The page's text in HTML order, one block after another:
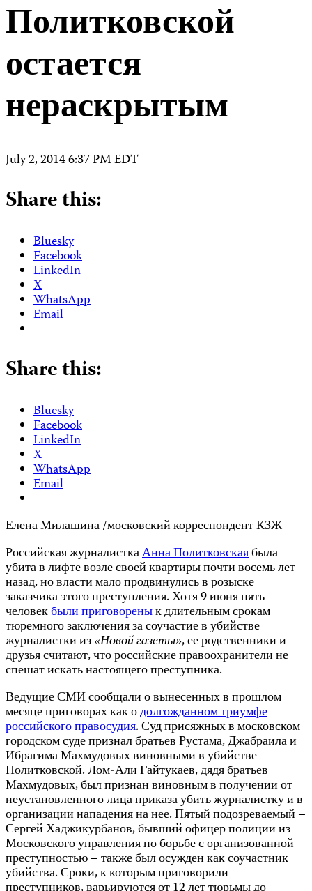
Политковской
остается
нераскрытым
July 2, 2014 6:37 PM EDT
Share this:
Bluesky
Facebook
LinkedIn
X
WhatsApp
Email
Share this:
Bluesky
Facebook
LinkedIn
X
WhatsApp
Email
Елена Милашина /московский корреспондент КЗЖ
Российская журналисткаАнна Политковскаябыла
убита в лифте возле своей квартиры почти восемь лет
назад, но власти мало продвинулись в розыске
заказчика этого преступления. Хотя 9 июня пять
человекбыли приговоренык длительным срокам
тюремного заключения за соучастие в убийстве
журналистки из«Новой газеты», ее родственники и
друзья считают, что российские правоохранители не
спешат искать настоящего преступника.
Ведущие СМИ сообщали о вынесенных в прошлом
месяце приговорах как одолгожданном триумфе
российского правосудия. Суд присяжных в московском
городском суде признал братьев Рустама, Джабраила и
Ибрагима Махмудовых виновными в убийстве
Политковской. Лом-Али Гайтукаев, дядя братьев
Махмудовых, был признан виновным в получении от
неустановленного лица приказа убить журналистку и в
организации нападения на нее. Пятый подозреваемый –
Сергей Хаджикурбанов, бывший офицер полиции из
Московского управления по борьбе с организованной
преступностью – также был осужден как соучастник
убийства. Сроки, к которым приговорили